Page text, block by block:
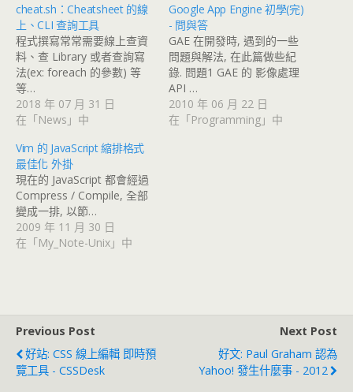
cheat.sh：Cheatsheet 的線
上、CLI 查詢工具
程式撰寫常常需要線上查資
料、查 Library 或者查詢寫
法(ex: foreach 的參數) 等
等…
2018 年 07 月 31 日
在「News」中
Google App Engine 初學(完)
- 問與答
GAE 在開發時, 遇到的一些
問題與解法, 在此篇做些紀
錄. 問題1 GAE 的 影像處理
API …
2010 年 06 月 22 日
在「Programming」中
Vim 的 JavaScript 縮排格式
最佳化 外掛
現在的 JavaScript 都會經過
Compress / Compile, 全部
變成一排, 以節…
2009 年 11 月 30 日
在「My_Note-Unix」中
Previous Post
好站: CSS 線上編輯 即時預
覽工具 - CSSDesk
Next Post
好文: Paul Graham 認為
Yahoo! 發生什麼事 - 2012